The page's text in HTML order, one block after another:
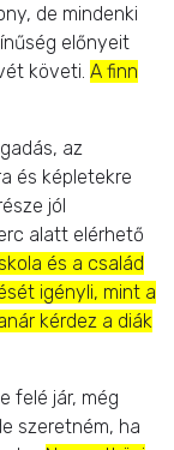
de mindenki
előnyeit
követi. A finn
az
és képletekre
jól
alatt elérhető
és a család
igényli, mint a
kérdez a diák
felé jár, még
szeretném, ha